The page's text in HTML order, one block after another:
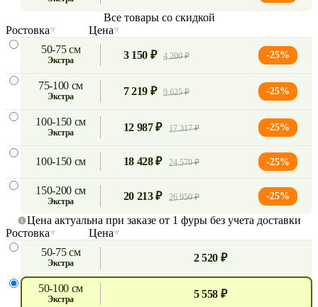
Все товары со скидкой
Ростовка
Цена
50-75 см
экстра 3 150 ₽ 4 200 ₽ -25%
75-100 см
экстра 7 219 ₽ 9 625 ₽ -25%
100-150 см
экстра 12 987 ₽ 17 317 ₽ -25%
100-150 см 18 428 ₽ 24 570 ₽ -25%
150-200 см
экстра 20 213 ₽ 26 950 ₽ -25%
Цена актуальна при заказе от 1 фуры без учета доставки
Ростовка
Цена
50-75 см
экстра 2 520 ₽
50-100 см
экстра 5 558 ₽